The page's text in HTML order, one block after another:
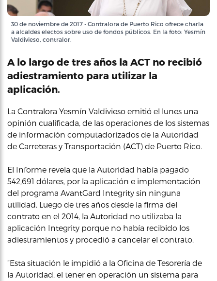
30 de noviembre de 2017 - Contralora de Puerto Rico ofrece charla
a alcaldes electos sobre uso de fondos públicos. En la foto: Yesmín
Valdivieso, contralor.
A lo largo de tres años la ACT no recibió
adiestramiento para utilizar la
aplicación.
La Contralora Yesmín Valdivieso emitió el lunes una
opinión cualificada, de las operaciones de los sistemas
de información computadorizados de la Autoridad
de Carreteras y Transportación (ACT) de Puerto Rico.
El Informe revela que la Autoridad había pagado
542,691 dólares, por la aplicación e implementación
del programa AvantGard Integrity sin ninguna
utilidad. Luego de tres años desde la firma del
contrato en el 2014, la Autoridad no utilizaba la
aplicación Integrity porque no había recibido los
adiestramientos y procedió a cancelar el contrato.
“Esta situación le impidió a la Oficina de Tesorería de
la Autoridad, el tener en operación un sistema para